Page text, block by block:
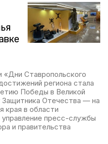
Ставропольского
региона стала
Победы в Великой
Защитника Отечества — на
края в области
пресс-службы
и правительства